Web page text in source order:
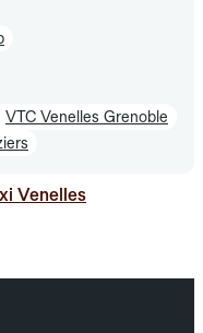
VTC Venelles Grenoble
Venelles